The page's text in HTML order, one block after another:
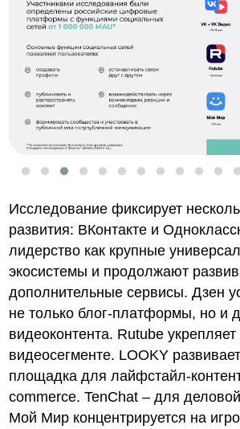
Исследование фиксирует
развития: ВКонтакте и
лидерство как крупные
экосистемы и продолжают
дополнительные сервисы. Дзен
не только блог-платформы, но и
видеоконтента. Rutube
видеосегменте. LOOKY
площадка для лайфстайл-
commerce. TenChat – для
Мой Мир концентрируется на